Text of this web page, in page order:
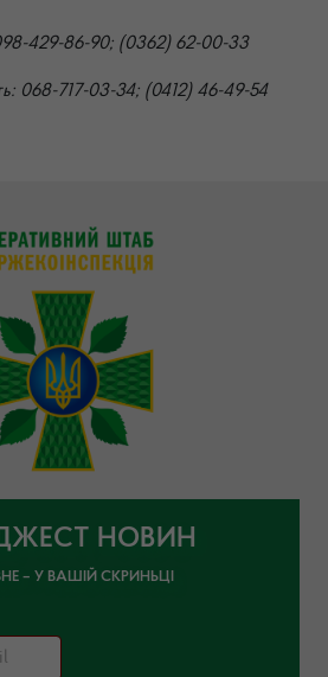
429-86-90; (0362) 62-00-33
068-717-03-34; (0412) 46-49-54
НОВИН
– У ВАШІЙ СКРИНЬЦІ